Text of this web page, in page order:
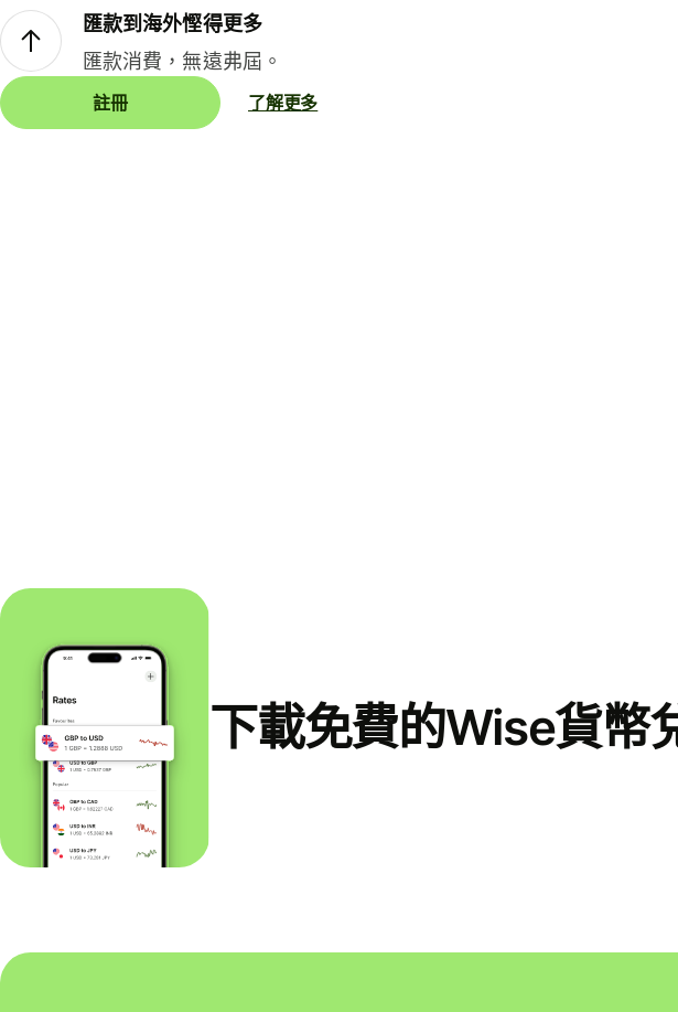
匯款到海外慳得更多
匯款消費，無遠弗屆。
註冊 了解更多
下載免費的Wise貨幣